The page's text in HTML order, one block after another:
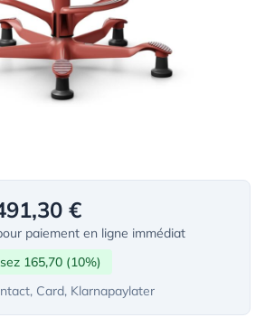
€
paiement en ligne immédiat
165,70 (10%)
Card, Klarnapaylater